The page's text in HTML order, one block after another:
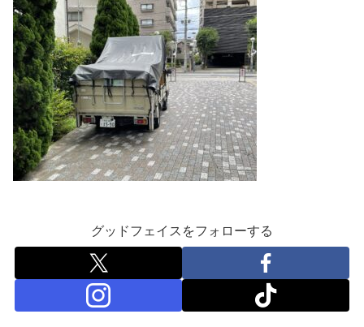
グッドフェイスをフォローする